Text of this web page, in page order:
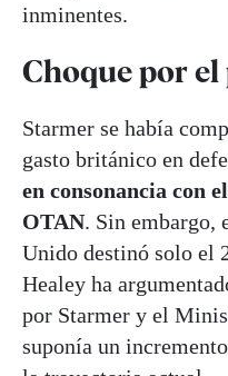
inminentes.
Choque por el
Starmer se había
gasto británico en
en consonancia con
OTAN. Sin embargo,
Unido destinó solo el
Healey ha
por Starmer y el
suponía un